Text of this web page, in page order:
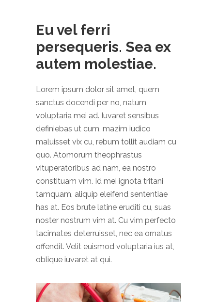
Eu vel ferri
persequeris. Sea ex
autem molestiae.
Lorem ipsum dolor sit amet, quem
sanctus docendi per no, natum
voluptaria mei ad. Iuvaret sensibus
definiebas ut cum, mazim iudico
maluisset vix cu, rebum tollit audiam cu
quo. Atomorum theophrastus
vituperatoribus ad nam, ea nostro
constituam vim. Id mei ignota tritani
tamquam, aliquip eleifend sententiae
has at. Eos brute latine eruditi cu, suas
noster nostrum vim at. Cu vim perfecto
tacimates deterruisset, nec ea ornatus
offendit. Velit euismod voluptaria ius at,
oblique iuvaret at qui.